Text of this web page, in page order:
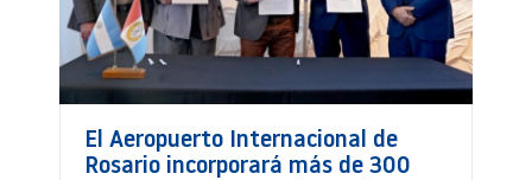
El Aeropuerto Internacional de
Rosario incorporará más de 300